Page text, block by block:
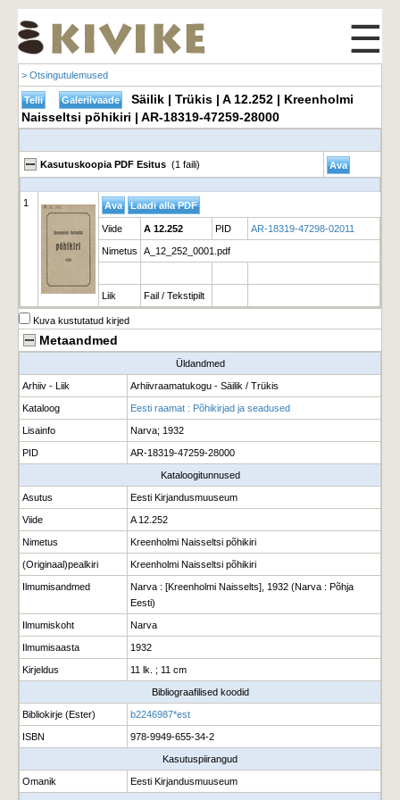
☰
> Otsingutulemused
Säilik | Trükis | A 12.252 | Kreenholmi
Naisseltsi põhikiri | AR-18319-47259-28000
Kasutuskoopia PDF Esitus (1 faili)
1
Viide A 12.252 PID AR-18319-47298-02011
Nimetus A_12_252_0001.pdf
Liik Fail / Tekstipilt
Kuva kustutatud kirjed
Metaandmed
Üldandmed
Arhiiv - Liik Arhiivraamatukogu - Säilik / Trükis
Kataloog Eesti raamat : Põhikirjad ja seadused
Lisainfo Narva; 1932
PID AR-18319-47259-28000
Kataloogitunnused
Asutus Eesti Kirjandusmuuseum
Viide A 12.252
Nimetus Kreenholmi Naisseltsi põhikiri
(Originaal)pealkiri Kreenholmi Naisseltsi põhikiri
Ilmumisandmed
Narva : [Kreenholmi Naisselts], 1932 (Narva : Põhja
Eesti)
Ilmumiskoht Narva
Ilmumisaasta 1932
Kirjeldus 11 lk. ; 11 cm
Bibliograafilised koodid
Bibliokirje (Ester) b2246987*est
ISBN 978-9949-655-34-2
Kasutuspiirangud
Omanik Eesti Kirjandusmuuseum